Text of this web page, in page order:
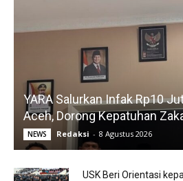
YARA Salurkan Infak Rp10
Aceh, Dorong Kepatuhan
NEWS Redaksi - 8 Agustus 2026
USK Beri Orientasi